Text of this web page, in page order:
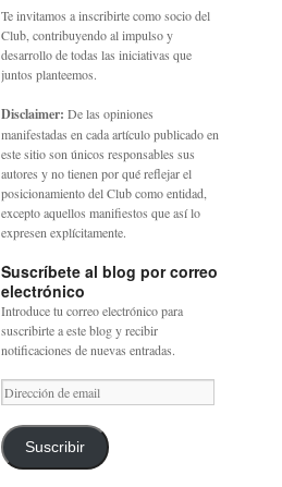
Te invitamos a inscribirte como socio del
Club, contribuyendo al impulso y
desarrollo de todas las iniciativas que
juntos planteemos.
Disclaimer: De las opiniones
manifestadas en cada artículo publicado en
este sitio son únicos responsables sus
autores y no tienen por qué reflejar el
posicionamiento del Club como entidad,
excepto aquellos manifiestos que así lo
expresen explícitamente.
Suscríbete al blog por correo
electrónico
Introduce tu correo electrónico para
suscribirte a este blog y recibir
notificaciones de nuevas entradas.
Dirección
de
email
Suscribir